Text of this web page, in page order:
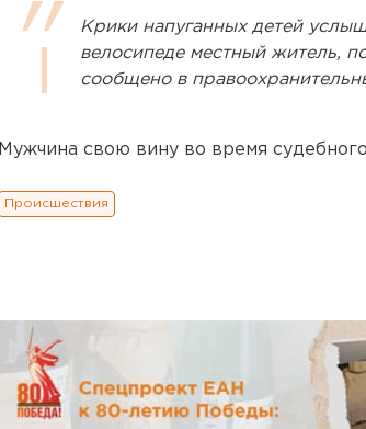
Крики напуганных детей
велосипеде местный житель,
сообщено в
Мужчина свою вину во время
Происшествия